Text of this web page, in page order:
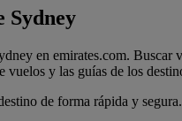
Sydney
en emirates.com.
vuelos y las guías de los
de forma rápida y segura.